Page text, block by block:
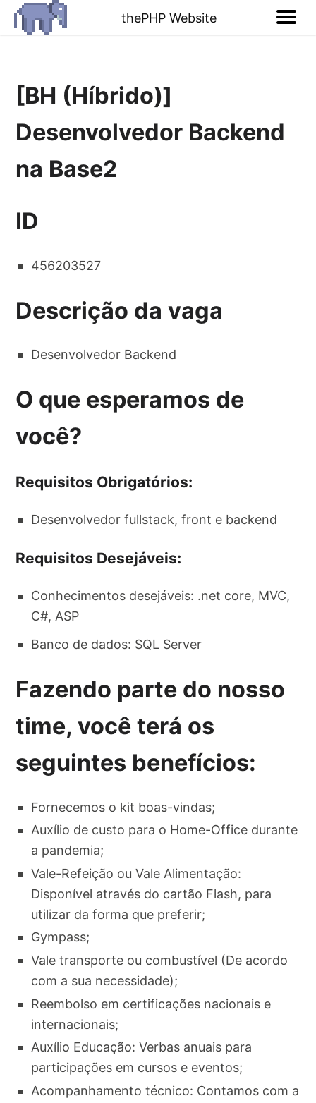
thePHP Website
[BH (Híbrido)]
Desenvolvedor Backend
na Base2
ID
456203527
Descrição da vaga
Desenvolvedor Backend
O que esperamos de
você?
Requisitos Obrigatórios:
Desenvolvedor fullstack, front e backend
Requisitos Desejáveis:
Conhecimentos desejáveis: .net core, MVC,
C#, ASP
Banco de dados: SQL Server
Fazendo parte do nosso
time, você terá os
seguintes benefícios:
Fornecemos o kit boas-vindas;
Auxílio de custo para o Home-Office durante
a pandemia;
Vale-Refeição ou Vale Alimentação:
Disponível através do cartão Flash, para
utilizar da forma que preferir;
Gympass;
Vale transporte ou combustível (De acordo
com a sua necessidade);
Reembolso em certificações nacionais e
internacionais;
Auxílio Educação: Verbas anuais para
participações em cursos e eventos;
Acompanhamento técnico: Contamos com a